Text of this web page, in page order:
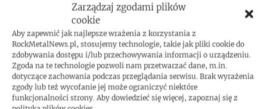
Zarządzaj zgodami plików
cookie
Aby zapewnić jak najlepsze wrażenia z korzystania z
RockMetalNews.pl, stosujemy technologie, takie jak pliki cookie do
zdobywania dostępu i/lub przechowywania informacji o urządzeniu.
Zgoda na te technologie pozwoli nam przetwarzać dane, m.in.
dotyczące zachowania podczas przeglądania serwisu. Brak wyrażenia
zgody lub też wycofanie jej może ograniczyć niektóre
funkcjonalności strony. Aby dowiedzieć się więcej, zapoznaj się z
Cock Sparrer na koncercie w Polsce!
Sonata Arctica i Rage na koncercie w